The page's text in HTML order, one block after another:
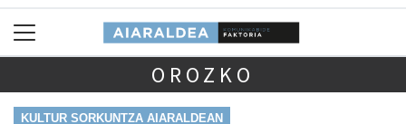
OROZKO
KULTUR SORKUNTZA AIARALDEAN